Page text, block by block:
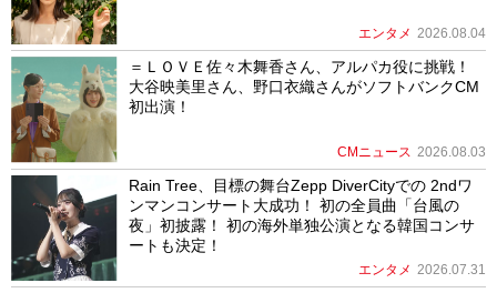
エンタメ 2026.08.04
＝ＬＯＶＥ佐々木舞香さん、アルパカ役に挑戦！
大谷映美里さん、野口衣織さんがソフトバンクCM
初出演！
CMニュース 2026.08.03
Rain Tree、目標の舞台Zepp DiverCityでの 2ndワ
ンマンコンサート大成功！ 初の全員曲「台風の
夜」初披露！ 初の海外単独公演となる韓国コンサ
ートも決定！
エンタメ 2026.07.31